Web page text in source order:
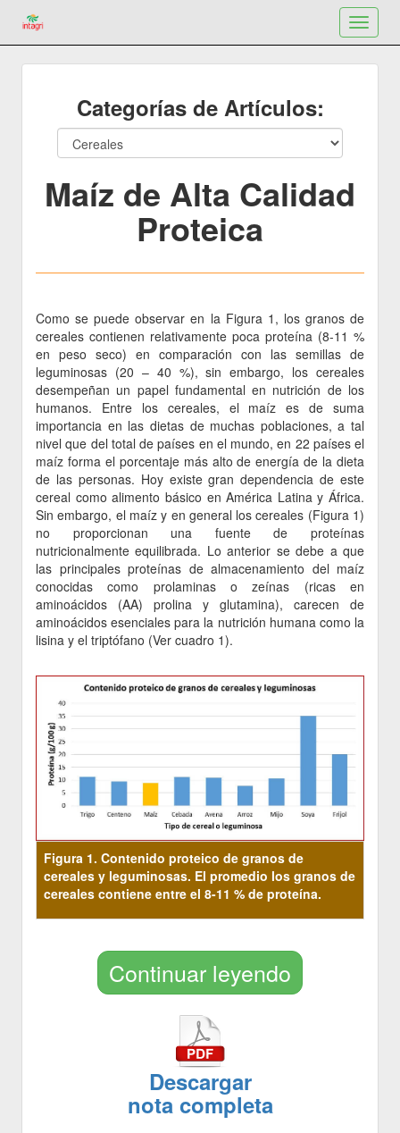
Toggle
Categorías de Artículos:
Maíz de Alta Calidad
Proteica
Como se puede observar en la Figura 1, los granos de
cereales contienen relativamente poca proteína (8-11 %
en peso seco) en comparación con las semillas de
leguminosas (20 – 40 %), sin embargo, los cereales
desempeñan un papel fundamental en nutrición de los
humanos. Entre los cereales, el maíz es de suma
importancia en las dietas de muchas poblaciones, a tal
nivel que del total de países en el mundo, en 22 países el
maíz forma el porcentaje más alto de energía de la dieta
de las personas. Hoy existe gran dependencia de este
cereal como alimento básico en América Latina y África.
Sin embargo, el maíz y en general los cereales (Figura 1)
no proporcionan una fuente de proteínas
nutricionalmente equilibrada. Lo anterior se debe a que
las principales proteínas de almacenamiento del maíz
conocidas como prolaminas o zeínas (ricas en
aminoácidos (AA) prolina y glutamina), carecen de
aminoácidos esenciales para la nutrición humana como la
lisina y el triptófano (Ver cuadro 1).
Figura 1. Contenido proteico de granos de
cereales y leguminosas. El promedio los granos de
cereales contiene entre el 8-11 % de proteína.
Continuar leyendo
Descargar
nota completa